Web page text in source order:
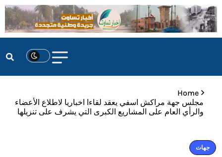
Home
مجلس جهة مراكش اسفي يعقد لقاءا اخباريا لاطلاع الأعضاء
والرأي العام على المشاريع الكبرى التي يشرف على تنزيلها
جهات